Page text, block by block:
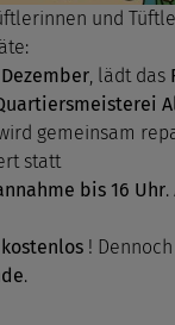
und
, lädt das
gemeinsam
statt
bis 16 Uhr
kostenlos !
.